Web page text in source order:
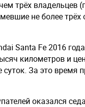
трёх владельцев
не более трёх
Santa Fe 2016
километров и
За это время
оказался